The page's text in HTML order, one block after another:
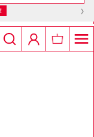
›
›